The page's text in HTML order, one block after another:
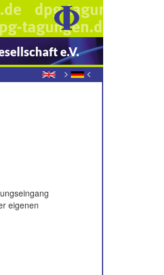
e.V.
> <
eigenen